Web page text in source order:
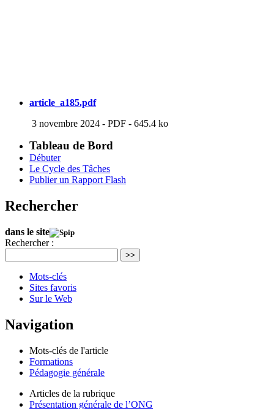
article_a185.pdf
3 novembre 2024 - PDF - 645.4 ko
Tableau de Bord
Débuter
Le Cycle des Tâches
Publier un Rapport Flash
Rechercher
dans le site
Rechercher :
>>
Mots-clés
Sites favoris
Sur le Web
Navigation
Mots-clés de l'article
Formations
Pédagogie générale
Articles de la rubrique
Présentation générale de l’ONG